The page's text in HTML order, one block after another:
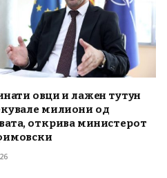
овци и лажен тутун
милиони од
открива министерот